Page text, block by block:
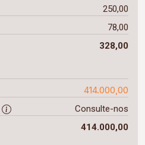
250,00
78,00
328,00
414.000,00
Consulte-nos
414.000,00